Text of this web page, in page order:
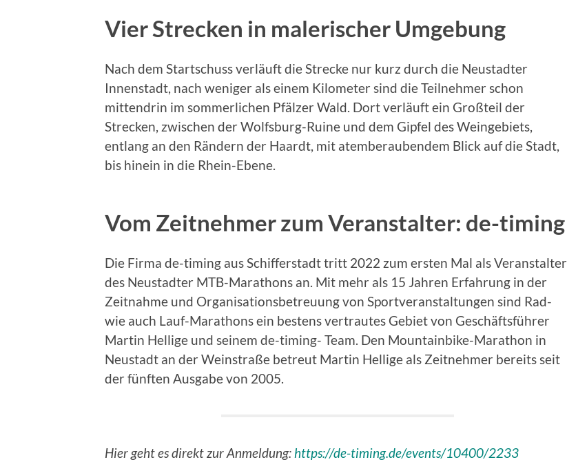
Vier Strecken in malerischer Umgebung
Nach dem Startschuss verläuft die Strecke nur kurz durch die Neustadter
Innenstadt, nach weniger als einem Kilometer sind die Teilnehmer schon
mittendrin im sommerlichen Pfälzer Wald. Dort verläuft ein Großteil der
Strecken, zwischen der Wolfsburg-Ruine und dem Gipfel des Weingebiets,
entlang an den Rändern der Haardt, mit atemberaubendem Blick auf die Stadt,
bis hinein in die Rhein-Ebene.
Vom Zeitnehmer zum Veranstalter: de-timing
Die Firma de-timing aus Schifferstadt tritt 2022 zum ersten Mal als Veranstalter
des Neustadter MTB-Marathons an. Mit mehr als 15 Jahren Erfahrung in der
Zeitnahme und Organisationsbetreuung von Sportveranstaltungen sind Rad-
wie auch Lauf-Marathons ein bestens vertrautes Gebiet von Geschäftsführer
Martin Hellige und seinem de-timing- Team. Den Mountainbike-Marathon in
Neustadt an der Weinstraße betreut Martin Hellige als Zeitnehmer bereits seit
der fünften Ausgabe von 2005.
Hier geht es direkt zur Anmeldung: https://de-timing.de/events/10400/2233